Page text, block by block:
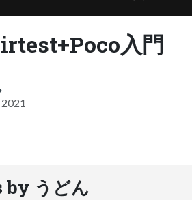
入門
by うどん